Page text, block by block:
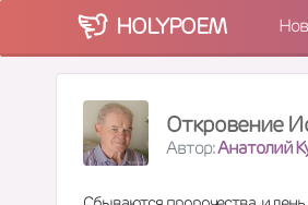
HOLYPOEM
Откровение
Автор:Анатолий